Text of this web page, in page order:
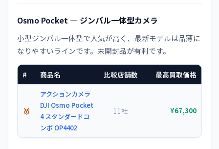
Osmo Pocket — ジンバル一体型カメラ
小型ジンバル一体型で人気が高く、最新モデルは品薄に
なりやすいラインです。未開封品が有利です。
# 商品名 比較店舗数 最高買取価格
🥇
アクションカメラ
DJI Osmo Pocket
4 スタンダードコ
ンボ OP4402
11社 ¥67,300